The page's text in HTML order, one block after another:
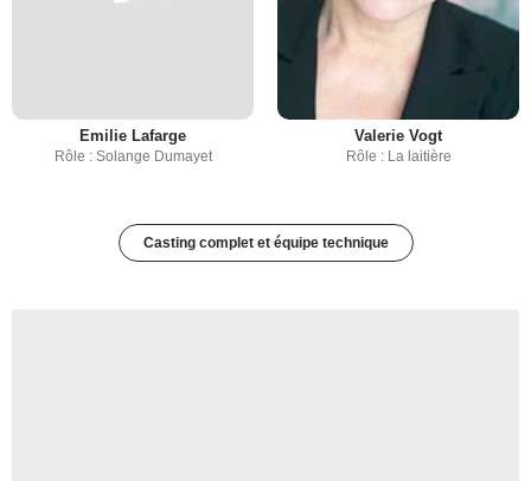
Emilie Lafarge
Rôle : Solange Dumayet
Valerie Vogt
Rôle : La laitière
Casting complet et équipe technique